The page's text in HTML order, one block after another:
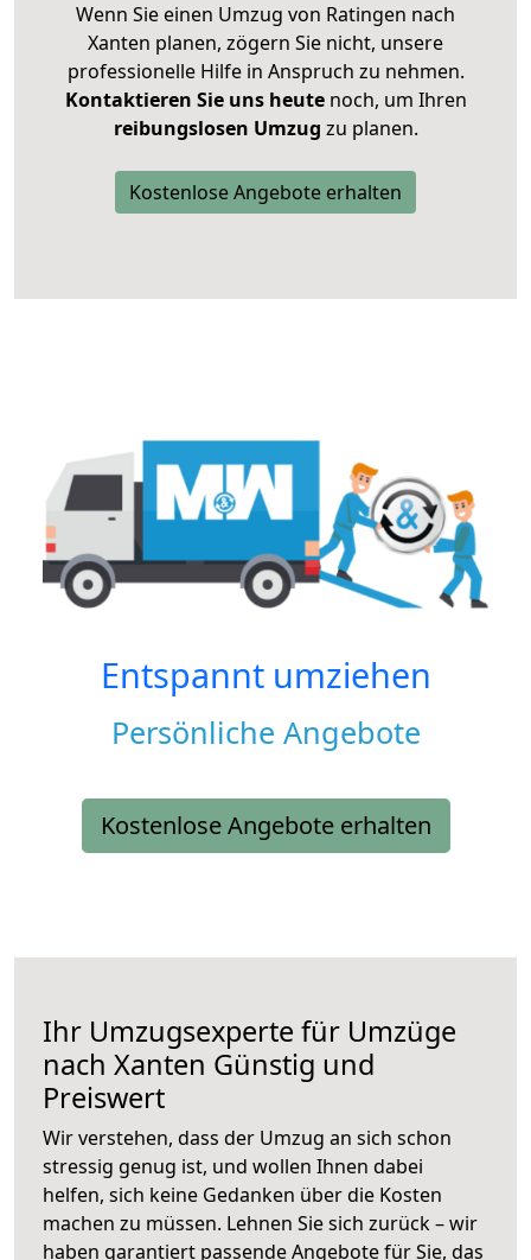
Wenn Sie einen Umzug von Ratingen nach
Xanten planen, zögern Sie nicht, unsere
professionelle Hilfe in Anspruch zu nehmen.
Kontaktieren Sie uns heutenoch, um Ihren
reibungslosen Umzug zu planen.
Kostenlose Angebote erhalten
Entspannt umziehen
Persönliche Angebote
Kostenlose Angebote erhalten
Ihr Umzugsexperte für Umzüge
nach Xanten Günstig und
Preiswert
Wir verstehen, dass der Umzug an sich schon
stressig genug ist, und wollen Ihnen dabei
helfen, sich keine Gedanken über die Kosten
machen zu müssen. Lehnen Sie sich zurück – wir
haben garantiert passende Angebote für Sie, das